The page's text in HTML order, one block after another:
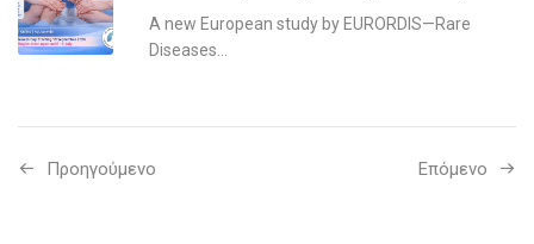
A new European study by EURORDIS—Rare
Diseases...
Προηγούμενo Επόμενο